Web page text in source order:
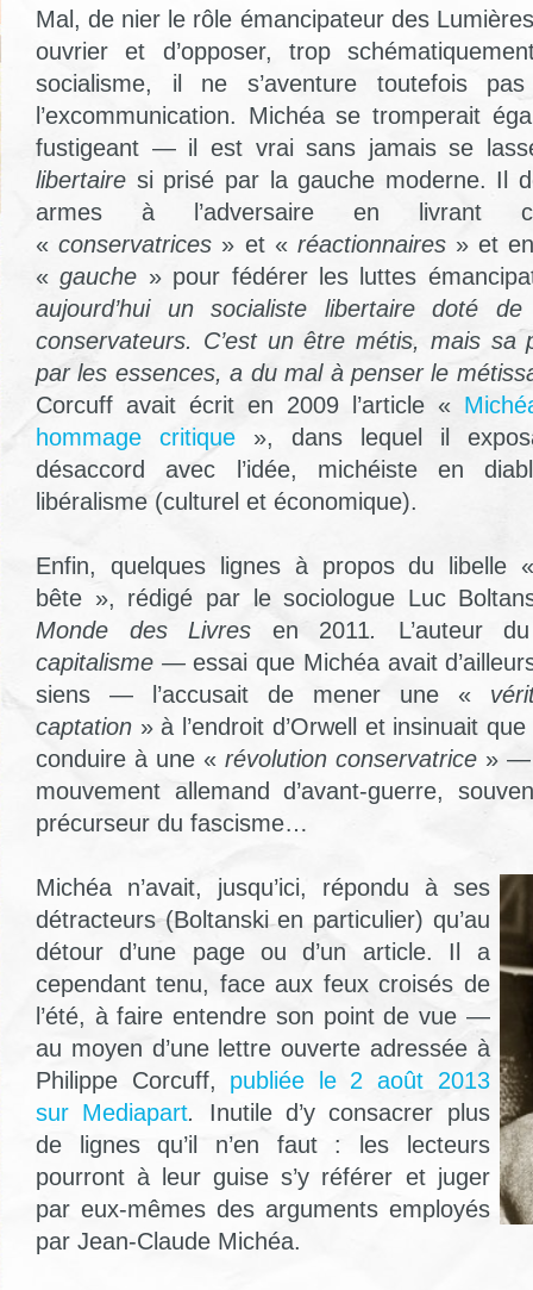
Mal, de nier le rôle émancipateur des
ouvrier et d’opposer, trop
socialisme, il ne s’aventure toutefois
l’excommunication. Michéa se tromperait
fustigeant — il est vrai sans jamais se
libertaire si prisé par la gauche moderne. Il
armes à l’adversaire en livrant
«conservatrices » et « réactionnaires » et
«gauche » pour fédérer les luttes
aujourd’hui un socialiste libertaire doté
conservateurs. C’est un être métis, mais sa
par les essences, a du mal à penser le
Corcuff avait écrit en 2009 l’article «
hommage critique », dans lequel il
désaccord avec l’idée, michéiste en
libéralisme (culturel et économique).
Enfin, quelques lignes à propos du libelle
bête », rédigé par le sociologue Luc
Monde des Livres en 2011. L’auteur du
capitalisme —essai que Michéa avait
siens — l’accusait de mener une «
captation » à l’endroit d’Orwell et insinuait
conduire à une « révolution conservatrice » —
mouvement allemand d’avant-guerre,
précurseur du fascisme…
Michéa n’avait, jusqu’ici, répondu à ses
détracteurs (Boltanski en particulier) qu’au
détour d’une page ou d’un article. Il a
cependant tenu, face aux feux croisés de
l’été, à faire entendre son point de vue —
au moyen d’une lettre ouverte adressée à
Philippe Corcuff, publiée le 2 août 2013
sur Mediapart. Inutile d’y consacrer plus
de lignes qu’il n’en faut : les lecteurs
pourront à leur guise s’y référer et juger
par eux-mêmes des arguments employés
par Jean-Claude Michéa.